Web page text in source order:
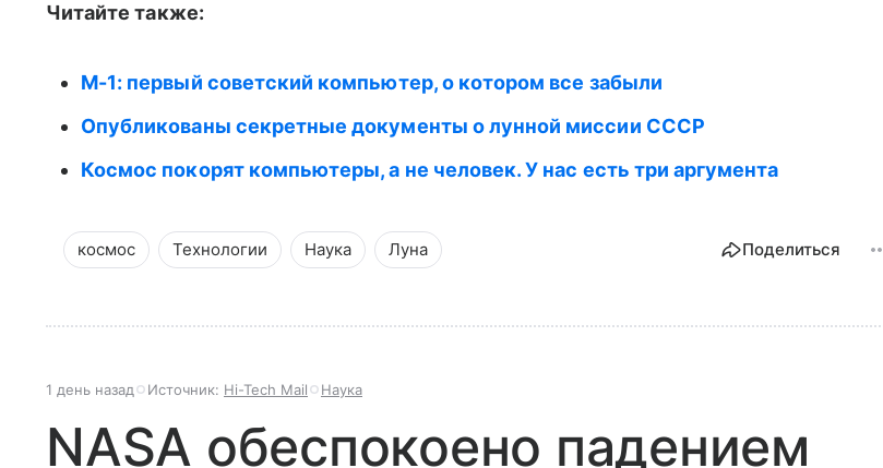
Читайте также:
M-1: первый советский компьютер, о котором все забыли
Опубликованы секретные документы о лунной миссии СССР
Космос покорят компьютеры, а не человек. У нас есть три аргумента
космос Технологии Наука Луна Поделиться
1 день назад Источник: Hi-Tech Mail Наука
NASA обеспокоено падением